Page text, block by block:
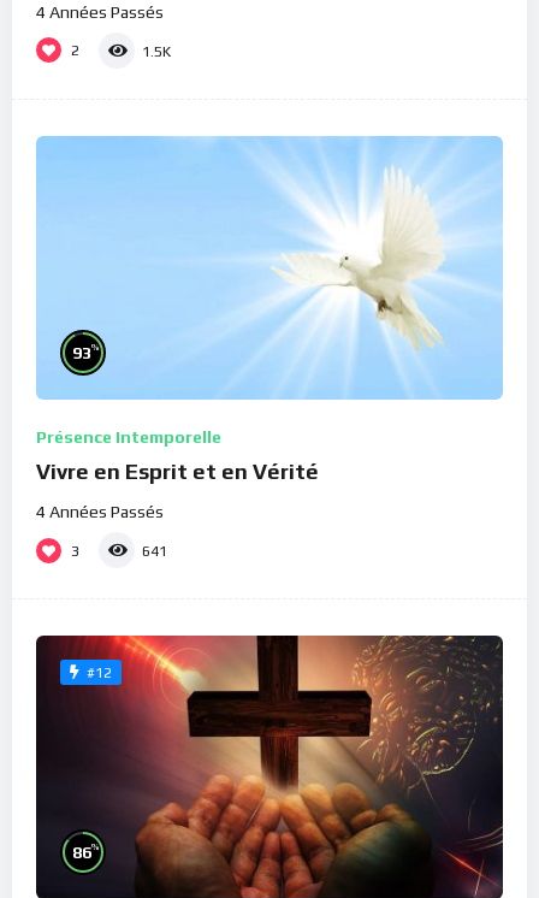
4 Années Passés
2 1.5K
93%
Présence Intemporelle
Vivre en Esprit et en Vérité
4 Années Passés
3 641
#12
86%